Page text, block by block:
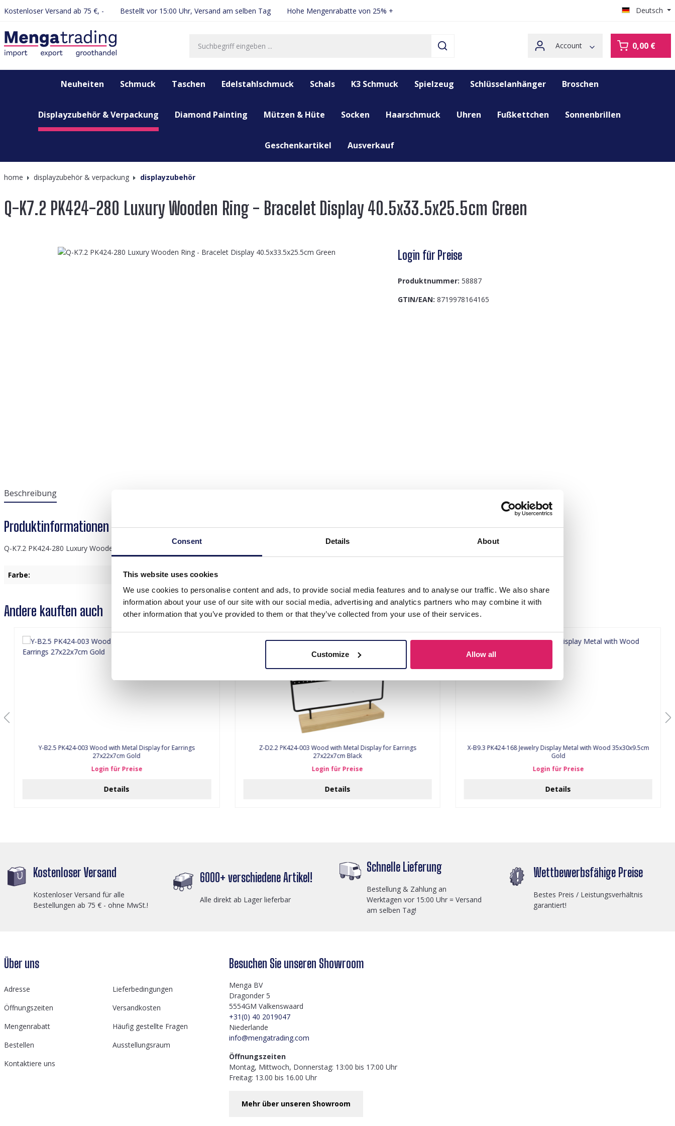
Consent Details About
This website uses cookies
We use cookies to personalise content and ads, to provide social media features and to analyse our traffic. We also share
information about your use of our site with our social media, advertising and analytics partners who may combine it with
other information that you’ve provided to them or that they’ve collected from your use of their services.
Customize Allow all
Zur Hauptnavigation springen
Kostenloser Versand ab 75 €, - Bestellt vor 15:00 Uhr, Versand am selben Tag Hohe Mengenrabatte von 25% + Deutsch
Account 0,00 €
Neuheiten Schmuck Taschen Edelstahlschmuck Schals K3 Schmuck Spielzeug Schlüsselanhänger Broschen
Displayzubehör & Verpackung Diamond Painting Mützen & Hüte Socken Haarschmuck Uhren Fußkettchen Sonnenbrillen
Geschenkartikel Ausverkauf
home displayzubehör & verpackung displayzubehör
Q-K7.2 PK424-280 Luxury Wooden Ring - Bracelet Display 40.5x33.5x25.5cm Green
Bildergalerie überspringen Login für Preise
Produktnummer: 58887
GTIN/EAN: 8719978164165
Beschreibung
Produktinformationen "Q-K7.2 PK424-280 Luxury Wooden Ring - Bracelet Display 40.5x33.5x25.5cm Green"
Q-K7.2 PK424-280 Luxury Wooden Ring - Bracelet Display 40.5x33.5x25.5cm Green
Farbe: Grün
Andere kauften auch
Y-B2.5 PK424-003 Wood with Metal Display for Earrings
27x22x7cm Gold
Login für Preise
Details
Z-D2.2 PK424-003 Wood with Metal Display for Earrings
27x22x7cm Black
Login für Preise
Details
X-B9.3 PK424-168 Jewelry Display Metal with Wood 35x30x9.5cm
Gold
Login für Preise
Details
Kostenloser Versand
Kostenloser Versand für alle
Bestellungen ab 75 € - ohne MwSt.!
6000+ verschiedene Artikel!
Alle direkt ab Lager lieferbar
Schnelle Lieferung
Bestellung & Zahlung an
Werktagen vor 15:00 Uhr = Versand
am selben Tag!
Wettbewerbsfähige Preise
Bestes Preis / Leistungsverhältnis
garantiert!
Über uns
Adresse
Lieferbedingungen
Öffnungszeiten
Versandkosten
Mengenrabatt
Häufig gestellte Fragen
Bestellen
Ausstellungsraum
Kontaktiere uns
Besuchen Sie unseren Showroom
Menga BV
Dragonder 5
5554GM Valkenswaard
+31(0) 40 2019047
Niederlande
info@mengatrading.com
Öffnungszeiten
Montag, Mittwoch, Donnerstag: 13:00 bis 17:00 Uhr
Freitag: 13.00 bis 16.00 Uhr
Mehr über unseren Showroom